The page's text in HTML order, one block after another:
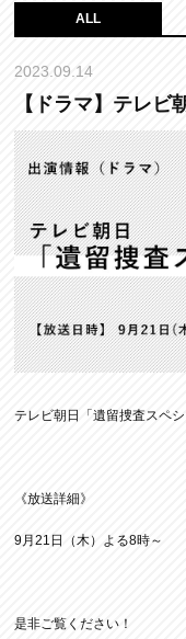
ALL
2023.09.14
【ドラマ】テレビ
テレビ朝日「遺留捜査スペ
《放送詳細》
9月21日（木）よる8時～
是非ご覧ください！